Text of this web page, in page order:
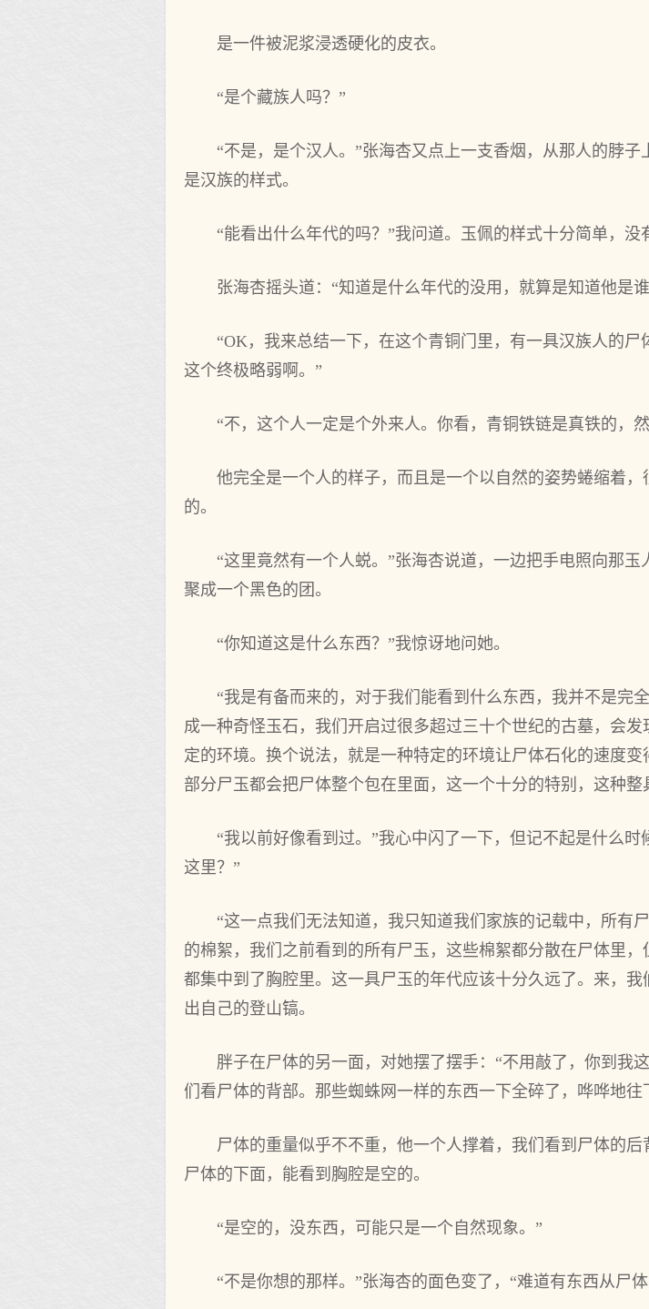
是一件被泥浆浸透硬化的皮衣。
“是个藏族人吗？”
“不是，是个汉人。”张海杏又点上一支香烟，从那人的脖
是汉族的样式。
“能看出什么年代的吗？”我问道。玉佩的样式十分简单，没
张海杏摇头道：“知道是什么年代的没用，就算是知道他是
“OK，我来总结一下，在这个青铜门里，有一具汉族人的
这个终极略弱啊。”
“不，这个人一定是个外来人。你看，青铜铁链是真铁的，
他完全是一个人的样子，而且是一个以自然的姿势蜷缩着
的。
“这里竟然有一个人蜕。”张海杏说道，一边把手电照向那
聚成一个黑色的团。
“你知道这是什么东西？”我惊讶地问她。
“我是有备而来的，对于我们能看到什么东西，我并不是完
成一种奇怪玉石，我们开启过很多超过三十个世纪的古墓，会
定的环境。换个说法，就是一种特定的环境让尸体石化的速度
部分尸玉都会把尸体整个包在里面，这一个十分的特别，这种
“我以前好像看到过。”我心中闪了一下，但记不起是什么
这里？”
“这一点我们无法知道，我只知道我们家族的记载中，所有
的棉絮，我们之前看到的所有尸玉，这些棉絮都分散在尸体里
都集中到了胸腔里。这一具尸玉的年代应该十分久远了。来，
出自己的登山镐。
胖子在尸体的另一面，对她摆了摆手：“不用敲了，你到我
们看尸体的背部。那些蜘蛛网一样的东西一下全碎了，哗哗地往
尸体的重量似乎不不重，他一个人撑着，我们看到尸体的
尸体的下面，能看到胸腔是空的。
“是空的，没东西，可能只是一个自然现象。”
“不是你想的那样。”张海杏的面色变了，“难道有东西从尸